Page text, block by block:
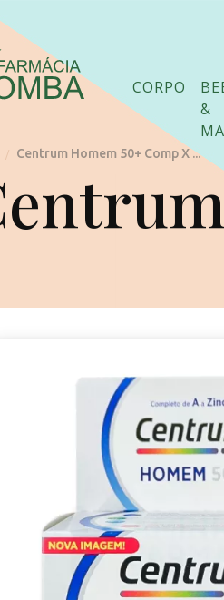
CORPO
&
/ Centrum Homem 50+ Comp X ...